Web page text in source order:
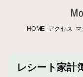
HOME アクセス マ
レシート家計